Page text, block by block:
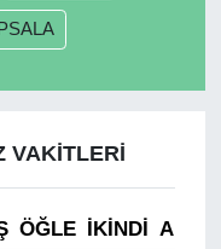
İPSALA
VAKITLERI
ÖĞLE İKINDI